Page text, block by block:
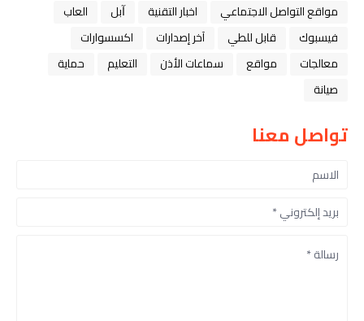
مواقع التواصل الاجتماعي
اخبار التقنية ﺁﺑﻞ
العاب
فيسبوك
قابل للطي آخر إصدارات
اكسسوارات
معالجات
مواقع سماعات الأذن التعليم
حماية
صيانة
تواصل معنا